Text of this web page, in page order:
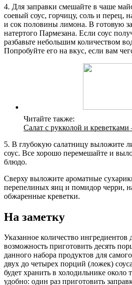
4. Для заправки смешайте в чаше
соевый соус, горчицу, соль и перец,
и сок половины лимона. В готовую
натертого Пармезана. Если соус
разбавьте небольшим количеством
Попробуйте его на вкус, если вам
Читайте также:
Салат с рукколой и
5. В глубокую салатницу выложите
соус. Все хорошо перемешайте и
блюдо.
Сверху выложите ароматные
перепелиных яиц и помидор черри,
обжаренные креветки.
На заметку
Указанное количество ингредиентов
возможность приготовить десять
данного набора продуктов для
двух до четырех порций (ложек)
будет хранить в холодильнике около
удобно: один раз приготовить